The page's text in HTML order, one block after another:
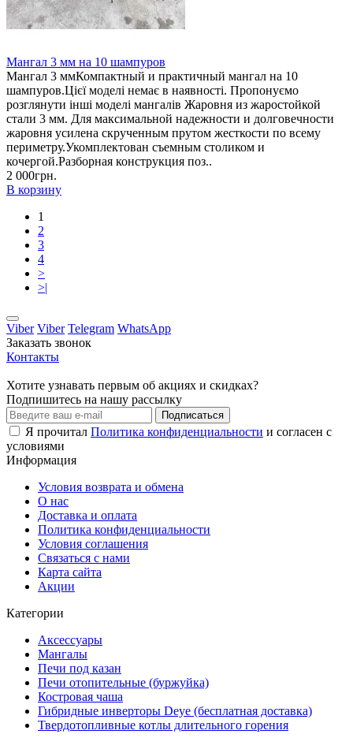
Мангал 3 мм на 10 шампуров
Мангал 3 ммКомпактный и практичный мангал на 10
шампуров.Цієї моделі немає в наявності. Пропонуємо
розглянути інші моделі мангалів Жаровня из жаростойкой
стали 3 мм. Для максимальной надежности и долговечности
жаровня усилена скрученным прутом жесткости по всему
периметру.Укомплектован съемным столиком и
кочергой.Разборная конструкция поз..
2 000грн.
В корзину
1
2
3
4
>
>|
Viber Viber Telegram WhatsApp
Заказать звонок
Контакты
Хотите узнавать первым об акциях и скидках?
Подпишитесь на нашу рассылку
Подписаться
Я прочитал Политика конфиденциальности и согласен с
условиями
Информация
Условия возврата и обмена
О нас
Доставка и оплата
Политика конфиденциальности
Условия соглашения
Связаться с нами
Карта сайта
Акции
Категории
Аксессуары
Мангалы
Печи под казан
Печи отопительные (буржуйка)
Костровая чаша
Гибридные инверторы Deye (бесплатная доставка)
Твердотопливные котлы длительного горения